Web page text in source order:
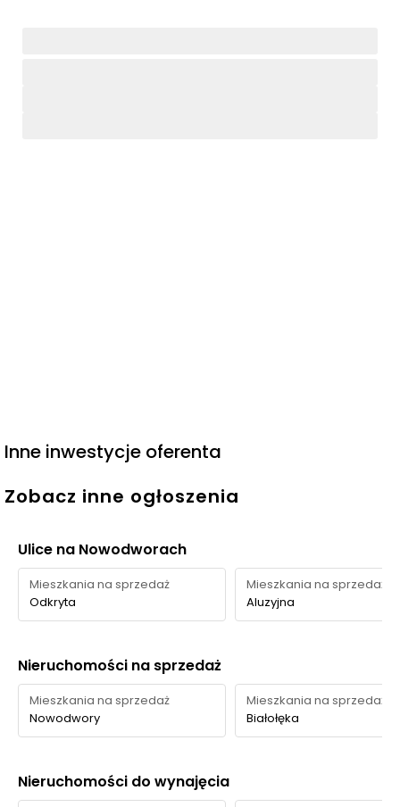
Inne inwestycje oferenta
Zobacz inne ogłoszenia
Ulice na Nowodworach
Mieszkania na sprzedaż
Odkryta
Mieszkania na sprzedaż
Aluzyjna
Nieruchomości na sprzedaż
Mieszkania na sprzedaż
Nowodwory
Mieszkania na sprzedaż
Białołęka
Nieruchomości do wynajęcia